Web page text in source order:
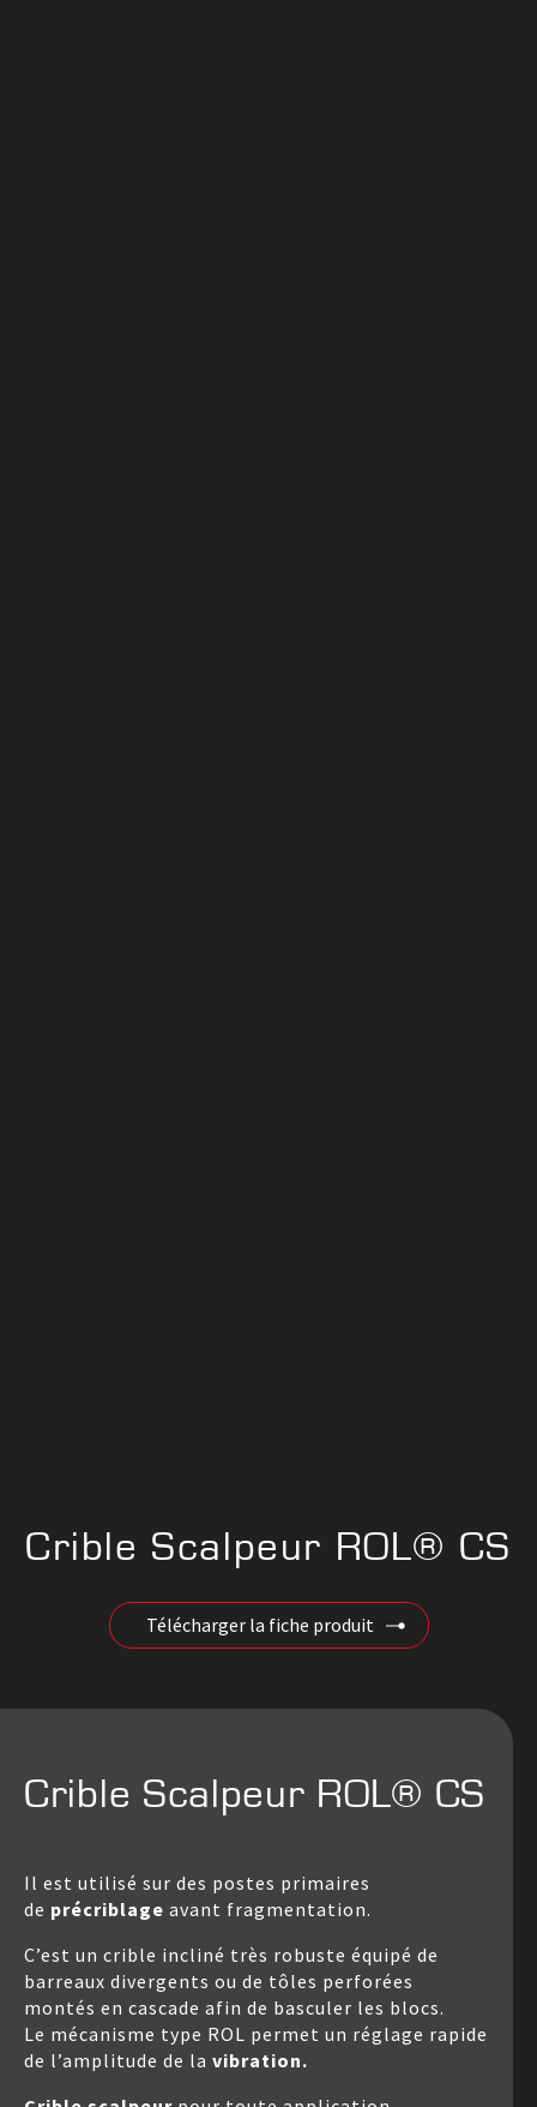
Crible Scalpeur ROL® CS
Télécharger la fiche produit
Crible Scalpeur ROL® CS
Il est utilisé sur des postes primaires
de précriblage avant fragmentation.
C’est un crible incliné très robuste équipé de
barreaux divergents ou de tôles perforées
montés en cascade afin de basculer les blocs.
Le mécanisme type ROL permet un réglage rapide
de l’amplitude de la vibration.